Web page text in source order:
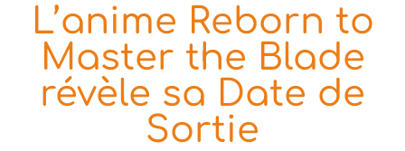
L’anime Reborn to
Master the Blade
révèle sa Date de
Sortie